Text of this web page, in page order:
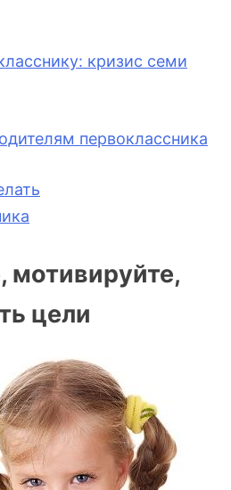
кризис семи
первоклассника
мотивируйте,
цели